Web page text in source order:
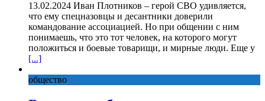
13.02.2024 Иван Плотников – герой СВО удивляется,
что ему спецназовцы и десантники доверили
командование ассоциацией. Но при общении с ним
понимаешь, что это тот человек, на которого могут
положиться и боевые товарищи, и мирные люди. Еще у
[...]
общество